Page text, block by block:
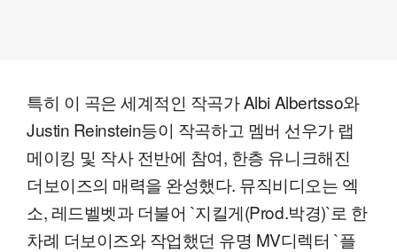
특히 이 곡은 세계적인 작곡가 Albi Albertsso와
Justin Reinstein등이 작곡하고 멤버 선우가 랩
메이킹 및 작사 전반에 참여, 한층 유니크해진
더보이즈의 매력을 완성했다. 뮤직비디오는 엑
소, 레드벨벳과 더불어 `지킬게(Prod.박경)`로 한
차례 더보이즈와 작업했던 유명 MV디렉터 `플